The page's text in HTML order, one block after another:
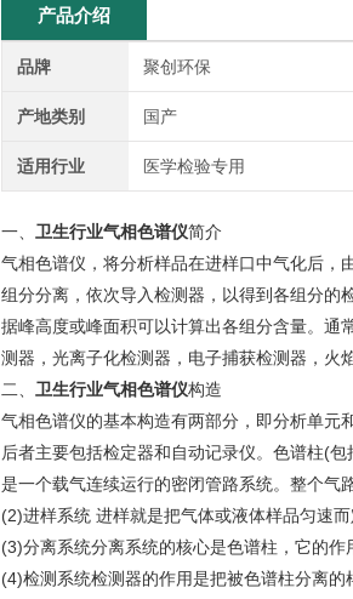
产品介绍
品牌 聚创环保
产地类别 国产
适用行业 医学检验专用
一、 卫生行业气相色谱仪简介
气相色谱仪，将分析样品在进样口中气化后，
组分分离，依次导入检测器，以得到各组分的
据峰高度或峰面积可以计算出各组分含量。通
测器，光离子化检测器，电子捕获检测器，火
二、 卫生行业气相色谱仪构造
气相色谱仪的基本构造有两部分，即分析单元
后者主要包括检定器和自动记录仪。色谱柱(
是一个载气连续运行的密闭管路系统。整个气
(2)进样系统 进样就是把气体或液体样品匀速而
(3)分离系统分离系统的核心是色谱柱，它的
(4)检测系统检测器的作用是把被色谱柱分离